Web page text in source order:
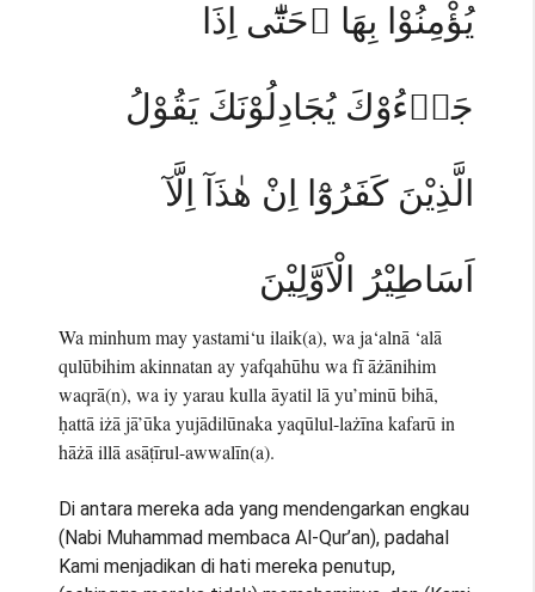
يُؤْمِنُوْا بِهَا ۗحَتّٰٓى اِذَا
جَاۤءُوْكَ يُجَادِلُوْنَكَ يَقُوْلُ
الَّذِيْنَ كَفَرُوْٓا اِنْ هٰذَآ اِلَّآ
اَسَاطِيْرُ الْاَوَّلِيْنَ
Wa minhum may yastami‘u ilaik(a), wa ja‘alnā ‘alā
qulūbihim akinnatan ay yafqahūhu wa fī āżānihim
waqrā(n), wa iy yarau kulla āyatil lā yu’minū bihā,
ḥattā iżā jā’ūka yujādilūnaka yaqūlul-lażīna kafarū in
hāżā illā asāṭīrul-awwalīn(a).
Di antara mereka ada yang mendengarkan engkau
(Nabi Muhammad membaca Al-Qur’an), padahal
Kami menjadikan di hati mereka penutup,